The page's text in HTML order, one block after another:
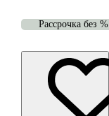
Рассрочка без %